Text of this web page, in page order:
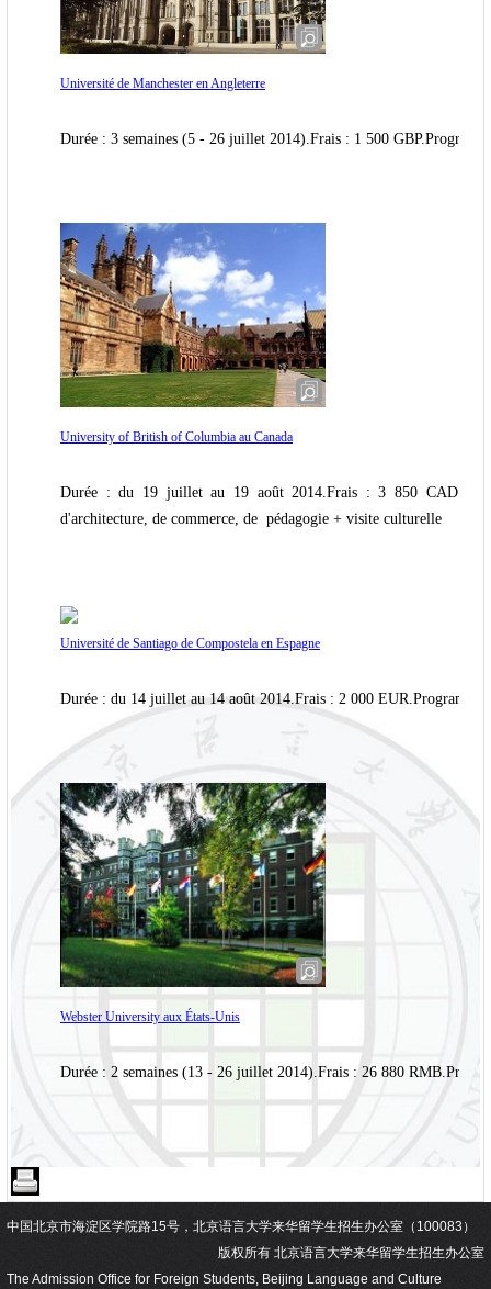
Université de Manchester en Angleterre
Durée : 3 semaines (5 - 26 juillet 2014).Frais : 1 500
University of British of Columbia au Canada
Durée : du 19 juillet au 19 août 2014.Frais : 3 850
d'architecture, de commerce, de pédagogie + visite culturelle
Université de Santiago de Compostela en Espagne
Durée : du 14 juillet au 14 août 2014.Frais : 2 000
Webster University aux États-Unis
Durée : 2 semaines (13 - 26 juillet 2014).Frais : 26 880
中国北京市海淀区学院路15号，北京语言大学来华留学生招生办公室（100083）
版权所有 北京语言大学来华留学生招生办公室
The Admission Office for Foreign Students, Beijing Language and Culture